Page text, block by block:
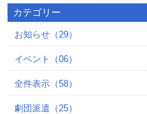
カテゴリー
お知らせ（29）
イベント（06）
全件表示（58）
劇団派遣（25）